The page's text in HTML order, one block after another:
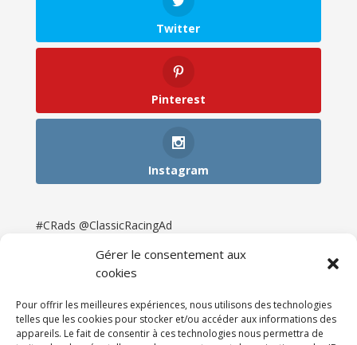
Gérer le consentement aux
cookies
Pour offrir les meilleures expériences, nous utilisons des technologies
telles que les cookies pour stocker et/ou accéder aux informations des
appareils. Le fait de consentir à ces technologies nous permettra de
Twitter
Pinterest
Instagram
#CRads @ClassicRacingAd